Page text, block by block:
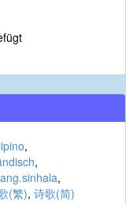
,
,
,
(繁), 诗歌(简)